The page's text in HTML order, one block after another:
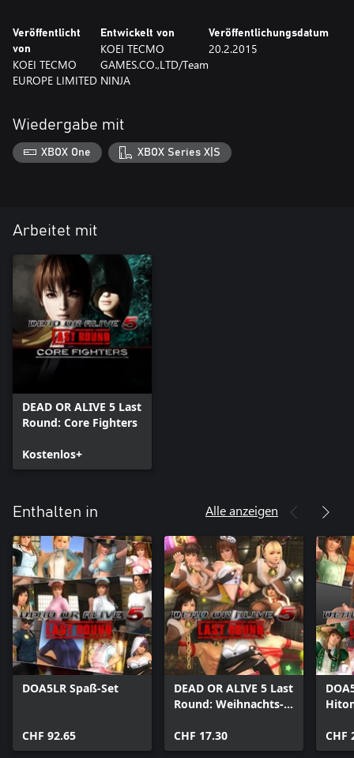
Veröffentlicht
von
KOEI TECMO
EUROPE LIMITED
Entwickelt von
KOEI TECMO
GAMES.CO.,LTD/Team
NINJA
Veröffentlichungsdatum
20.2.2015
Wiedergabe mit
XBOX One XBOX Series X|S
Arbeitet mit
DEAD OR ALIVE 5 Last
Round: Core Fighters
Kostenlos+
Enthalten in Alle anzeigen
DOA5LR Spaß-Set
CHF 92.65
DEAD OR ALIVE 5 Last
Round: Weihnachts-
CHF 17.30
CHF